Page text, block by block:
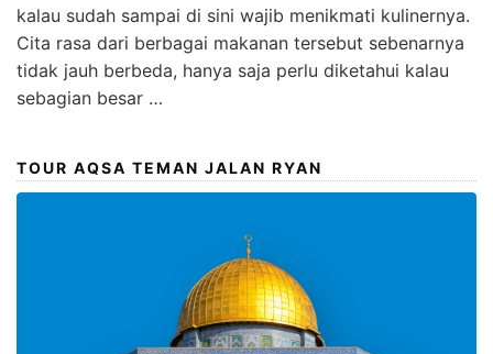
kalau sudah sampai di sini wajib menikmati kulinernya.
Cita rasa dari berbagai makanan tersebut sebenarnya
tidak jauh berbeda, hanya saja perlu diketahui kalau
sebagian besar …
TOUR AQSA TEMAN JALAN RYAN